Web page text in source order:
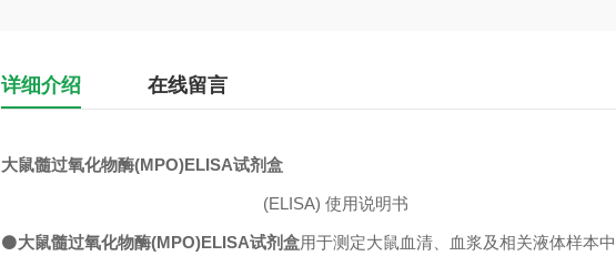
详细介绍 在线留言
大鼠髓过氧化物酶(MPO)ELISA试剂盒
(ELISA) 使用说明书
⚫大鼠髓过氧化物酶(MPO)ELISA试剂盒用于测定大鼠血清、血浆及相关液体样本中